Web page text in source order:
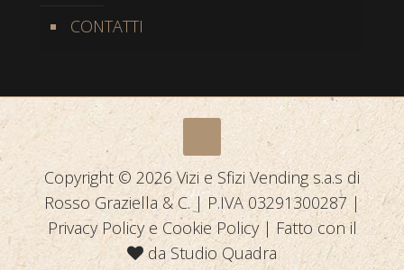
CONTATTI
Copyright © 2026 Vizi e Sfizi Vending s.a.s di
Rosso Graziella & C. | P.IVA 03291300287 |
Privacy Policye Cookie Policy| Fatto con il
da Studio Quadra